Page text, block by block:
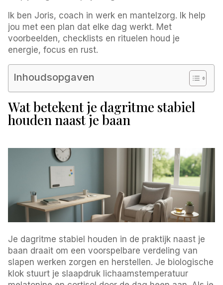
Ik ben Joris, coach in werk en mantelzorg. Ik help
jou met een plan dat elke dag werkt. Met
voorbeelden, checklists en rituelen houd je
energie, focus en rust.
Inhoudsopgaven
Wat betekent je dagritme stabiel
houden naast je baan
Je dagritme stabiel houden in de praktijk naast je
baan draait om een voorspelbare verdeling van
slapen werken zorgen en herstellen. Je biologische
klok stuurt je slaapdruk lichaamstemperatuur